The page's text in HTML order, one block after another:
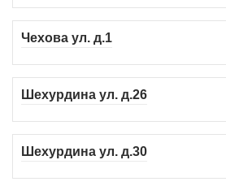
Чехова ул. д.1
Шехурдина ул. д.26
Шехурдина ул. д.30